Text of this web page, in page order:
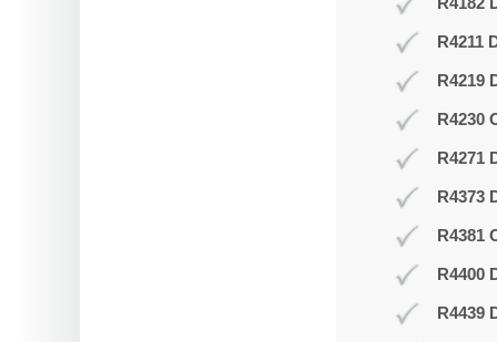
R4211
R4219
R4230
R4271
R4373
R4381
R4400
R4439